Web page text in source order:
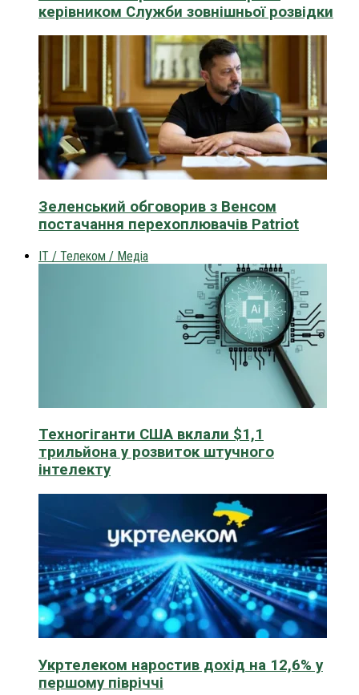
керівником Служби зовнішньої розвідки
Зеленський обговорив з Венсом
постачання перехоплювачів Patriot
IT / Телеком / Медіа
Техногіганти США вклали $1,1
трильйона у розвиток штучного
інтелекту
Укртелеком наростив дохід на 12,6% у
першому півріччі